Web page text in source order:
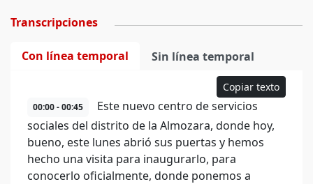
Transcripciones
Con línea temporal Sin línea temporal
Copiar texto
00:00 - 00:45
Este nuevo centro de servicios
sociales del distrito de la Almozara, donde hoy,
bueno, este lunes abrió sus puertas y hemos
hecho una visita para inaugurarlo, para
conocerlo oficialmente, donde ponemos a